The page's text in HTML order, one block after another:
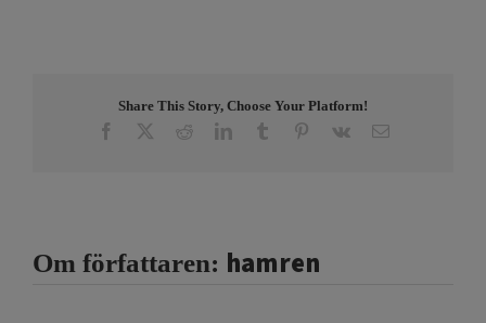
Share This Story, Choose Your Platform!
Facebook RedditLinkedInTumblr Pinterest
Vk E-
Om författaren: hamren